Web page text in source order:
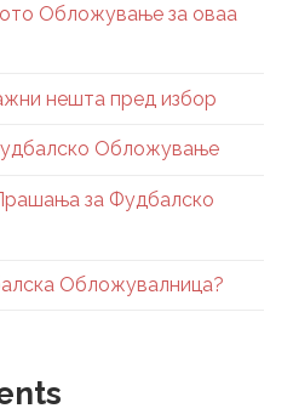
Обложување за оваа
нешта пред избор
Обложување
за Фудбалско
Обложувалница?